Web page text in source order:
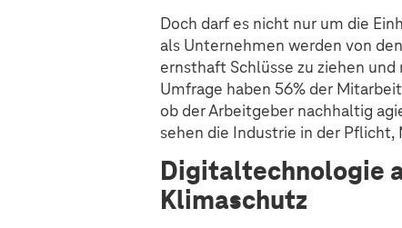
Doch darf es nicht nur um die
als Unternehmen werden von
ernsthaft Schlüsse zu ziehen
Umfrage haben 56% der
ob der Arbeitgeber nachhaltig
sehen die Industrie in der
Digitaltechnologie
Klimaschutz